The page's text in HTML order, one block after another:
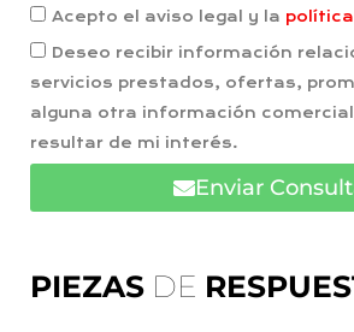
PIEZAS DE
Acepto el aviso legal y la
Deseo recibir información
servicios prestados, ofertas,
alguna otra información
resultar de mi interés.
Enviar